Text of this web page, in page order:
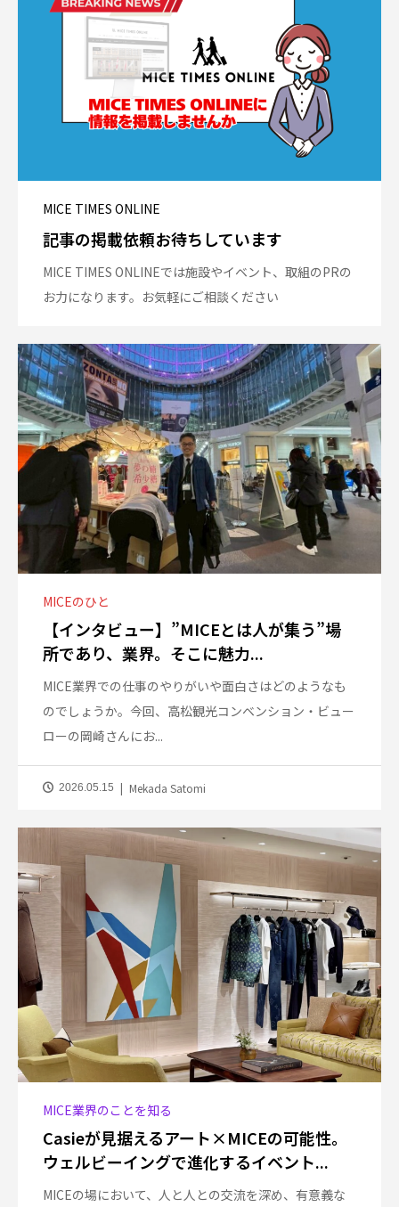
MICE TIMES ONLINE
記事の掲載依頼お待ちしています
MICE TIMES ONLINEでは施設やイベント、取組のPRの
お力になります。お気軽にご相談ください
MICEのひと
【インタビュー】”MICEとは人が集う”場
所であり、業界。そこに魅力...
MICE業界での仕事のやりがいや面白さはどのようなも
のでしょうか。今回、高松観光コンベンション・ビュー
ローの岡崎さんにお...
2026.05.15 Mekada Satomi
MICE業界のことを知る
Casieが見据えるアート×MICEの可能性。
ウェルビーイングで進化するイベント...
MICEの場において、人と人との交流を深め、有意義な